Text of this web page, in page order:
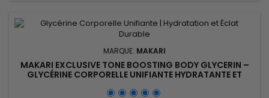
MARQUE: MAKARI
MAKARI EXCLUSIVE TONE BOOSTING BODY GLYCERIN –
GLYCÉRINE CORPORELLE UNIFIANTE HYDRATANTE ET